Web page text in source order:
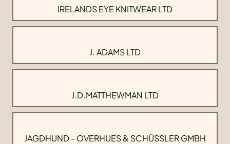
IRELANDS EYE KNITWEAR LTD
J. ADAMS LTD
J.D.MATTHEWMAN LTD
JAGDHUND - OVERHUES & SCHÜSSLER GMBH